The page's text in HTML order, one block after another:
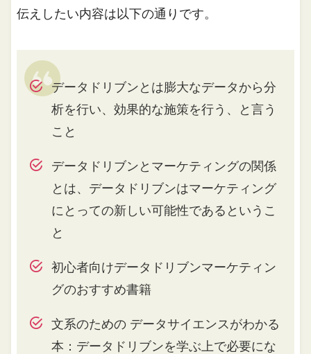
伝えしたい内容は以下の通りです。
データドリブンとは膨大なデータから分
析を行い、効果的な施策を行う、と言う
こと
データドリブンとマーケティングの関係
とは、データドリブンはマーケティング
にとっての新しい可能性であるというこ
と
初心者向けデータドリブンマーケティン
グのおすすめ書籍
文系のための データサイエンスがわかる
本：データドリブンを学ぶ上で必要にな